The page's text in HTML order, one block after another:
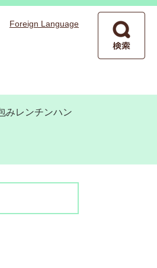
Foreign Language
みレンチンハン